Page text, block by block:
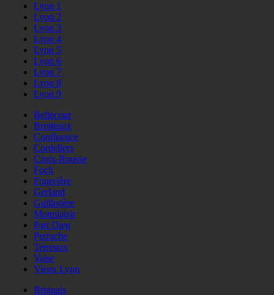
Lyon 1
Lyon 2
Lyon 3
Lyon 4
Lyon 5
Lyon 6
Lyon 7
Lyon 8
Lyon 9
Bellecour
Brotteaux
Confluence
Cordeliers
Croix-Rousse
Foch
Fourvière
Gerland
Guillotière
Monplaisir
Part Dieu
Perrache
Terreaux
Vaise
Vieux Lyon
Brignais